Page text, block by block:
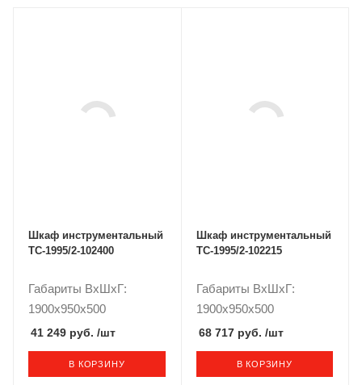
Шкаф инструментальный
TC-1995/2-102400
Габариты ВxШxГ:
1900x950x500
41 249 руб. /шт
В КОРЗИНУ
Шкаф инструментальный
TC-1995/2-102215
Габариты ВxШxГ:
1900x950x500
68 717 руб. /шт
В КОРЗИНУ